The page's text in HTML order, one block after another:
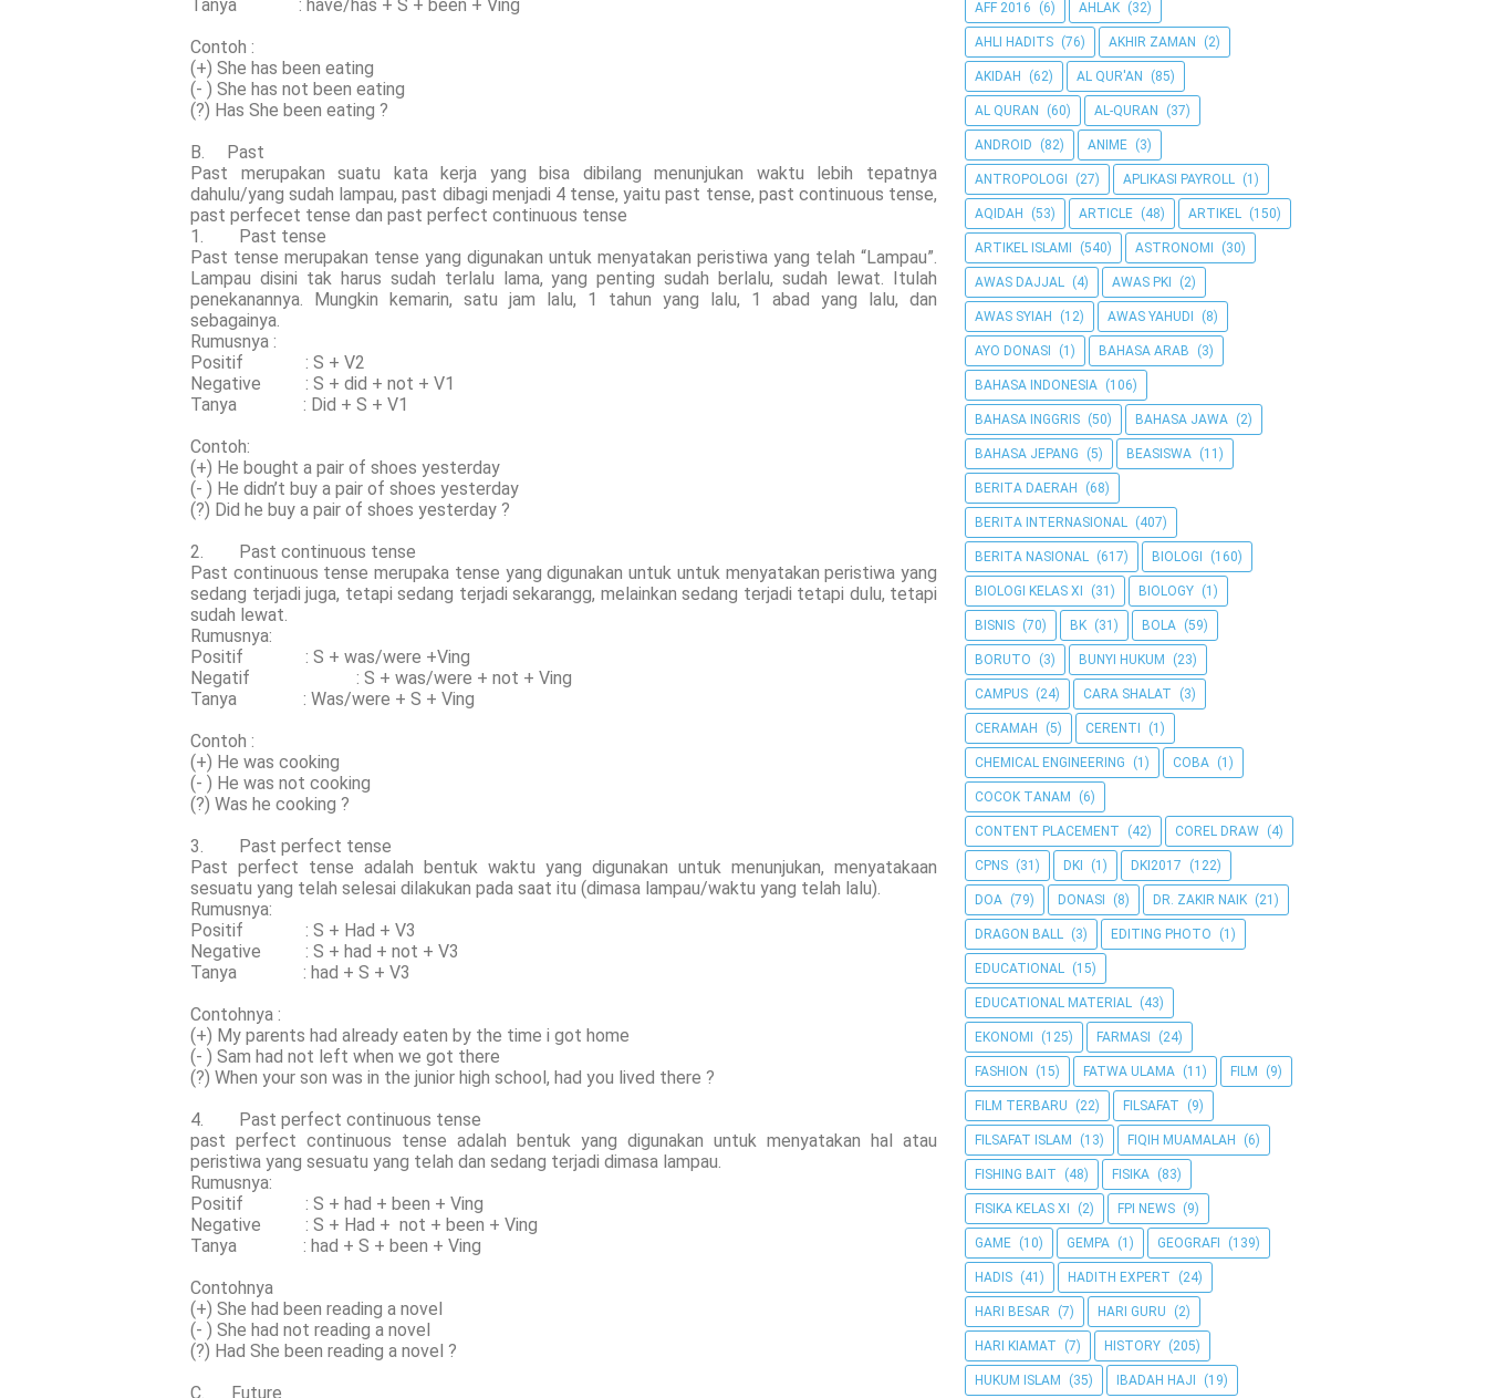
Tanya : have/has + S + been + Ving
Contoh :
(+) She has been eating
(- ) She has not been eating
(?) Has She been eating ?
B. Past
Past merupakan suatu kata kerja yang bisa dibilang menunjukan waktu lebih tepatnya
dahulu/yang sudah lampau, past dibagi menjadi 4 tense, yaitu past tense, past continuous tense,
past perfecet tense dan past perfect continuous tense
1. Past tense
Past tense merupakan tense yang digunakan untuk menyatakan peristiwa yang telah “Lampau”.
Lampau disini tak harus sudah terlalu lama, yang penting sudah berlalu, sudah lewat. Itulah
penekanannya. Mungkin kemarin, satu jam lalu, 1 tahun yang lalu, 1 abad yang lalu, dan
sebagainya.
Rumusnya :
Positif : S + V2
Negative : S + did + not + V1
Tanya : Did + S + V1
Contoh:
(+) He bought a pair of shoes yesterday
(- ) He didn’t buy a pair of shoes yesterday
(?) Did he buy a pair of shoes yesterday ?
2. Past continuous tense
Past continuous tense merupaka tense yang digunakan untuk untuk menyatakan peristiwa yang
sedang terjadi juga, tetapi sedang terjadi sekarangg, melainkan sedang terjadi tetapi dulu, tetapi
sudah lewat.
Rumusnya:
Positif : S + was/were +Ving
Negatif : S + was/were + not + Ving
Tanya : Was/were + S + Ving
Contoh :
(+) He was cooking
(- ) He was not cooking
(?) Was he cooking ?
3. Past perfect tense
Past perfect tense adalah bentuk waktu yang digunakan untuk menunjukan, menyatakaan
sesuatu yang telah selesai dilakukan pada saat itu (dimasa lampau/waktu yang telah lalu).
Rumusnya:
Positif : S + Had + V3
Negative : S + had + not + V3
Tanya : had + S + V3
Contohnya :
(+) My parents had already eaten by the time i got home
(- ) Sam had not left when we got there
(?) When your son was in the junior high school, had you lived there ?
4. Past perfect continuous tense
past perfect continuous tense adalah bentuk yang digunakan untuk menyatakan hal atau
peristiwa yang sesuatu yang telah dan sedang terjadi dimasa lampau.
Rumusnya:
Positif : S + had + been + Ving
Negative : S + Had + not + been + Ving
Tanya : had + S + been + Ving
Contohnya
(+) She had been reading a novel
(- ) She had not reading a novel
(?) Had She been reading a novel ?
C. Future
AFF 2016 (6) AHLAK (32)
AHLI HADITS (76) AKHIR ZAMAN (2)
AKIDAH (62) AL QUR'AN (85)
AL QURAN (60) AL-QURAN (37)
ANDROID (82) ANIME (3)
ANTROPOLOGI (27) APLIKASI PAYROLL (1)
AQIDAH (53) ARTICLE (48) ARTIKEL (150)
ARTIKEL ISLAMI (540) ASTRONOMI (30)
AWAS DAJJAL (4) AWAS PKI (2)
AWAS SYIAH (12) AWAS YAHUDI (8)
AYO DONASI (1) BAHASA ARAB (3)
BAHASA INDONESIA (106)
BAHASA INGGRIS (50) BAHASA JAWA (2)
BAHASA JEPANG (5) BEASISWA (11)
BERITA DAERAH (68)
BERITA INTERNASIONAL (407)
BERITA NASIONAL (617) BIOLOGI (160)
BIOLOGI KELAS XI (31) BIOLOGY (1)
BISNIS (70) BK (31) BOLA (59)
BORUTO (3) BUNYI HUKUM (23)
CAMPUS (24) CARA SHALAT (3)
CERAMAH (5) CERENTI (1)
CHEMICAL ENGINEERING (1) COBA (1)
COCOK TANAM (6)
CONTENT PLACEMENT (42) COREL DRAW (4)
CPNS (31) DKI (1) DKI2017 (122)
DOA (79) DONASI (8) DR. ZAKIR NAIK (21)
DRAGON BALL (3) EDITING PHOTO (1)
EDUCATIONAL (15)
EDUCATIONAL MATERIAL (43)
EKONOMI (125) FARMASI (24)
FASHION (15) FATWA ULAMA (11) FILM (9)
FILM TERBARU (22) FILSAFAT (9)
FILSAFAT ISLAM (13) FIQIH MUAMALAH (6)
FISHING BAIT (48) FISIKA (83)
FISIKA KELAS XI (2) FPI NEWS (9)
GAME (10) GEMPA (1) GEOGRAFI (139)
HADIS (41) HADITH EXPERT (24)
HARI BESAR (7) HARI GURU (2)
HARI KIAMAT (7) HISTORY (205)
HUKUM ISLAM (35) IBADAH HAJI (19)